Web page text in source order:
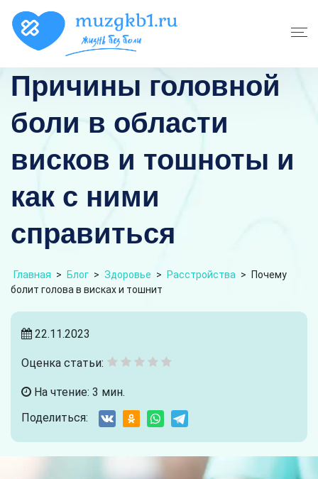
Причины головной
боли в области
висков и тошноты и
как с ними
справиться
Главная > Блог > Здоровье > Расстройства >
Почему
болит голова в висках и тошнит
22.11.2023
Оценка статьи:
На чтение: 3 мин.
Поделиться: